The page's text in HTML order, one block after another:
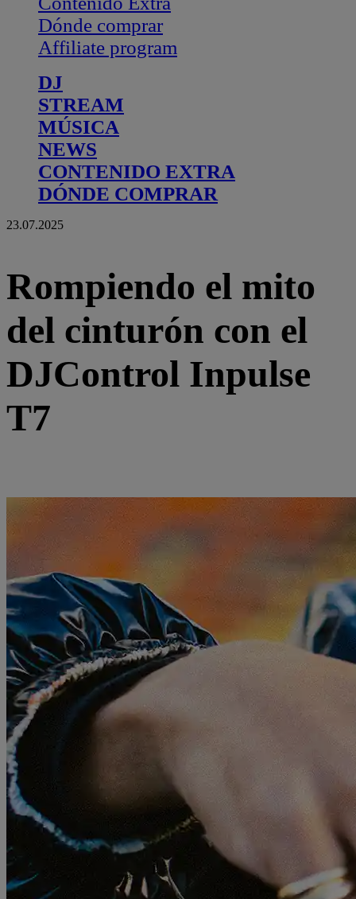
Dónde comprar
Affiliate program
DJ
STREAM
MÚSICA
NEWS
CONTENIDO EXTRA
DÓNDE COMPRAR
23.07.2025
Rompiendo el mito
del cinturón con el
DJControl Inpulse
T7